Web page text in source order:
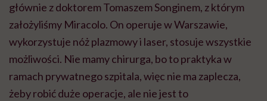
głównie z doktorem TomaszemSonginem, z którym
założyliśmy Miracolo. On operuje w Warszawie,
wykorzystuje nóż plazmowy i laser, stosuje wszystkie
możliwości. Nie mamy chirurga, bo to praktyka w
ramach prywatnego szpitala, więc nie ma zaplecza,
żeby robić duże operacje, ale nie jest to